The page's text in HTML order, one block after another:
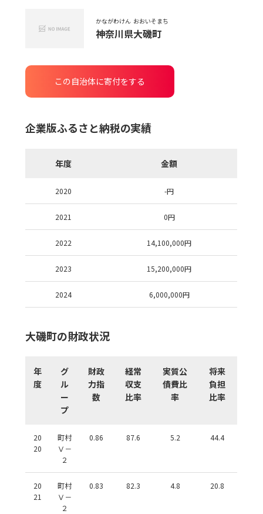
かながわけん
神奈川県
おおいそまち
大磯町
この自治体に寄付をする
企業版ふるさと納税の実績
年度 金額
2020 -円
2021 0円
2022 14,100,000円
2023 15,200,000円
2024 6,000,000円
大磯町の財政状況
年
度
グ
ル
ー
プ
財政
力指
数
経常
収支
比率
実質公
債費比
率
将来
負担
比率
20
20
町村
Ⅴ－
２
0.86 87.6 5.2 44.4
20
21
町村
Ⅴ－
２
0.83 82.3 4.8 20.8